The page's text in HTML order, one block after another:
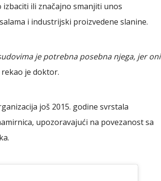
ili značajno smanjiti unos
i industrijski proizvedene slanine.
je potrebna posebna njega, jer oni
rekao je doktor.
još 2015. godine svrstala
upozoravajući na povezanost sa